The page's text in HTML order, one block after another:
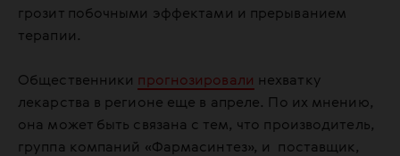
грозит побочными эффектами и прерыванием
терапии.
Общественники прогнозировали нехватку
лекарства в регионе еще в апреле. По их мнению,
она может быть связана с тем, что производитель,
группа компаний «Фармасинтез», и поставщик,